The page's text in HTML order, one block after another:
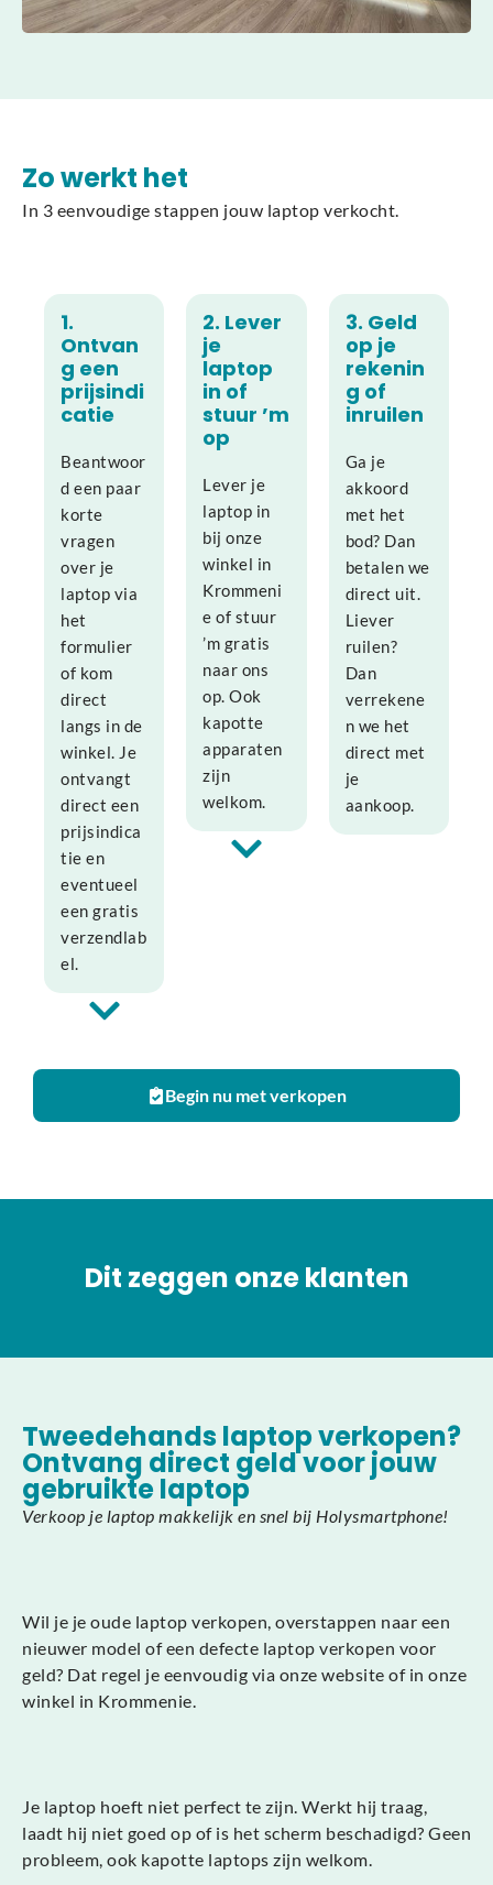
Zo werkt het
In 3 eenvoudige stappen jouw laptop verkocht.
1.
Ontvan
g een
prijsindi
catie
Beantwoor
d een paar
korte
vragen
over je
laptop via
het
formulier
of kom
direct
langs in de
winkel. Je
ontvangt
direct een
prijsindica
tie en
eventueel
een gratis
verzendlab
el.
2. Lever
je
laptop
in of
stuur ’m
op
Lever je
laptop in
bij onze
winkel in
Krommeni
e of stuur
’m gratis
naar ons
op. Ook
kapotte
apparaten
zijn
welkom.
3. Geld
op je
rekenin
g of
inruilen
Ga je
akkoord
met het
bod? Dan
betalen we
direct uit.
Liever
ruilen?
Dan
verrekene
n we het
direct met
je
aankoop.
Begin nu met verkopen
Dit zeggen onze klanten
Tweedehands laptop verkopen?
Ontvang direct geld voor jouw
gebruikte laptop
Verkoop je laptop makkelijk en snel bij Holysmartphone!
Wil je je oude laptop verkopen, overstappen naar een
nieuwer model of een defecte laptop verkopen voor
geld? Dat regel je eenvoudig via onze website of in onze
winkel in Krommenie.
Je laptop hoeft niet perfect te zijn. Werkt hij traag,
laadt hij niet goed op of is het scherm beschadigd? Geen
probleem, ook kapotte laptops zijn welkom.